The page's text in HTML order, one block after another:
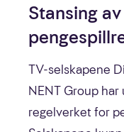
Stansing
TV-selskapene
NENT Group
regelverket for